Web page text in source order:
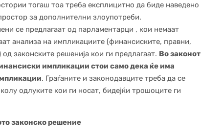
тогаш тоа треба експлицитно да биде наведено
за дополнителни злоупотреби.
се предлагаат од парламентарци , кои немаат
анализа на импликациите (финансиските, правни,
законските решенија кои ги предлагаат. Во законот
импликации стои само дека ќе има
. Граѓаните и законодавците треба да се
одлуките кои ги носат, бидејќи трошоците ги
законско решение